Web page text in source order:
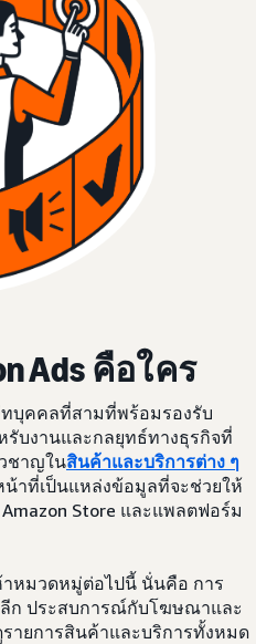
Ads คือใคร
ทบุคคลที่สามที่พร้อมรองรับ
บงานและกลยุทธ์ทางธุรกิจที่
ชาญในสินค้าและบริการต่าง ๆ
าที่เป็นแหล่งข้อมูลที่จะช่วยให้
Store และแพลตฟอร์ม
หมวดหมู่ต่อไปนี้ นั่นคือ การ
ก ประสบการณ์กับโฆษณาและ
ายการสินค้าและบริการทั้งหมด